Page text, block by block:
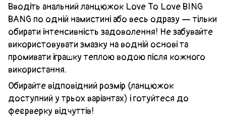
Вводіть анальний ланцюжок Love To Love BING
BANG по одній намистині або весь одразу — тільки
обирати інтенсивність задоволення! Не забувайте
використовувати змазку на водній основі та
промивати іграшку теплою водою після кожного
використання.
Обирайте відповідний розмір (ланцюжок
доступний у трьох варіантах) і готуйтеся до
феєрверку відчуттів!